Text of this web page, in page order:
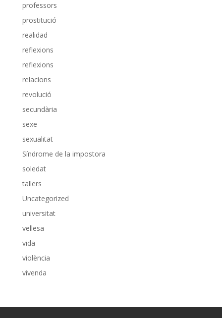
professors
prostitució
realidad
reflexions
reflexions
relacions
revolució
secundària
sexe
sexualitat
Síndrome de la impostora
soledat
tallers
Uncategorized
universitat
vellesa
vida
violència
vivenda